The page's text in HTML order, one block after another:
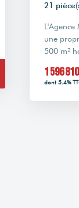
21
L'Agence
une
500 m²
1 596
dont 5.4%